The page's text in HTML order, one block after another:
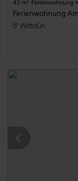
42 m² Ferienwohnung
Wittdün